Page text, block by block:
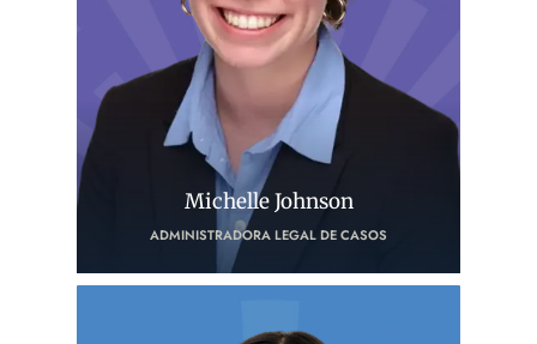
Michelle Johnson
ADMINISTRADORA LEGAL DE CASOS